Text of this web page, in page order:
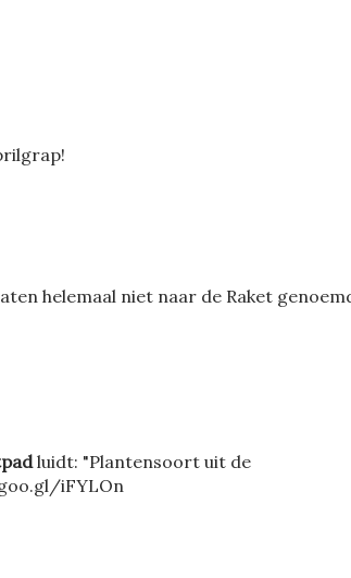
helemaal niet naar de Raket
luidt: "Plantensoort uit de
iFYLOn